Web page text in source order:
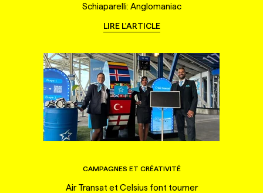
Schiaparelli: Anglomaniac
LIRE L'ARTICLE
CAMPAGNES ET CRÉATIVITÉ
Air Transat et Celsius font tourner